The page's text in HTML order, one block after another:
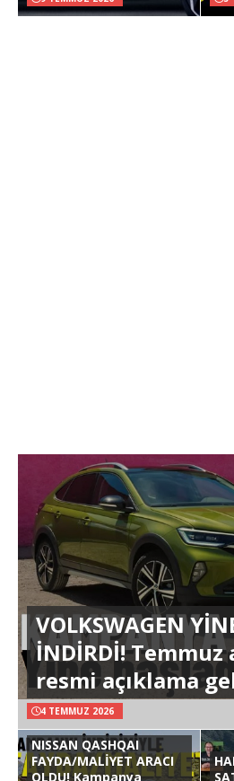
VOLKSWAGEN
İNDİRDİ! Temmuz
resmi açıklama
4 TEMMUZ 2026
NISSAN QASHQAI
FAYDA/MALİYET ARACI
OLDU! Kampanya